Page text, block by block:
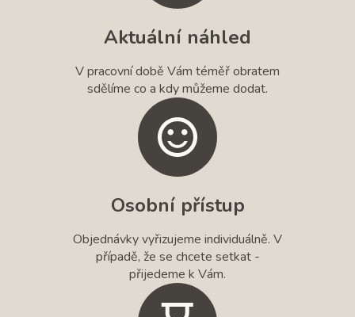
Aktuální náhled
V pracovní době Vám téměř obratem
sdělíme co a kdy můžeme dodat.
Osobní přístup
Objednávky vyřizujeme individuálně. V
případě, že se chcete setkat -
přijedeme k Vám.